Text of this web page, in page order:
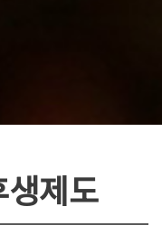
제도